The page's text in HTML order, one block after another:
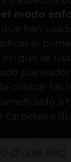
el modo
que han
el
en que se
colocar las
si
o